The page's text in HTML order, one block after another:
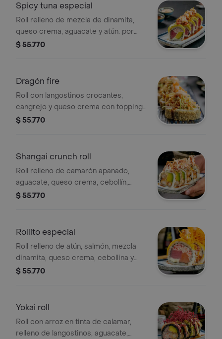
Spicy tuna especial
Roll relleno de mezcla de dinamita,
queso crema, aguacate y atún. por
fuera evuelto en aguacate con mezcla
$ 55.770
Dragón fire
Roll con langostinos crocantes,
cangrejo y queso crema con topping
de ensalada dinamita con salsa
$ 55.770
Shangai crunch roll
Roll relleno de camarón apanado,
aguacate, queso crema, cebollín,
topping de ensalada de cangrejo
$ 55.770
Rollito especial
Roll relleno de atún, salmón, mezcla
dinamita, queso crema, cebollina y
plátano frito. por fuera, teriyaki,
$ 55.770
Yokai roll
Roll con arroz en tinta de calamar,
relleno de langostinos, aguacate,